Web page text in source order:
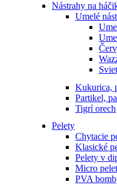
Nástrahy na
Umelé
Kukurica,
Partikel,
Tigrí orech
Pelety
Chytacie
Klasické
Pelety v
Micro
PVA